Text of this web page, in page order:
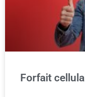
Forfait